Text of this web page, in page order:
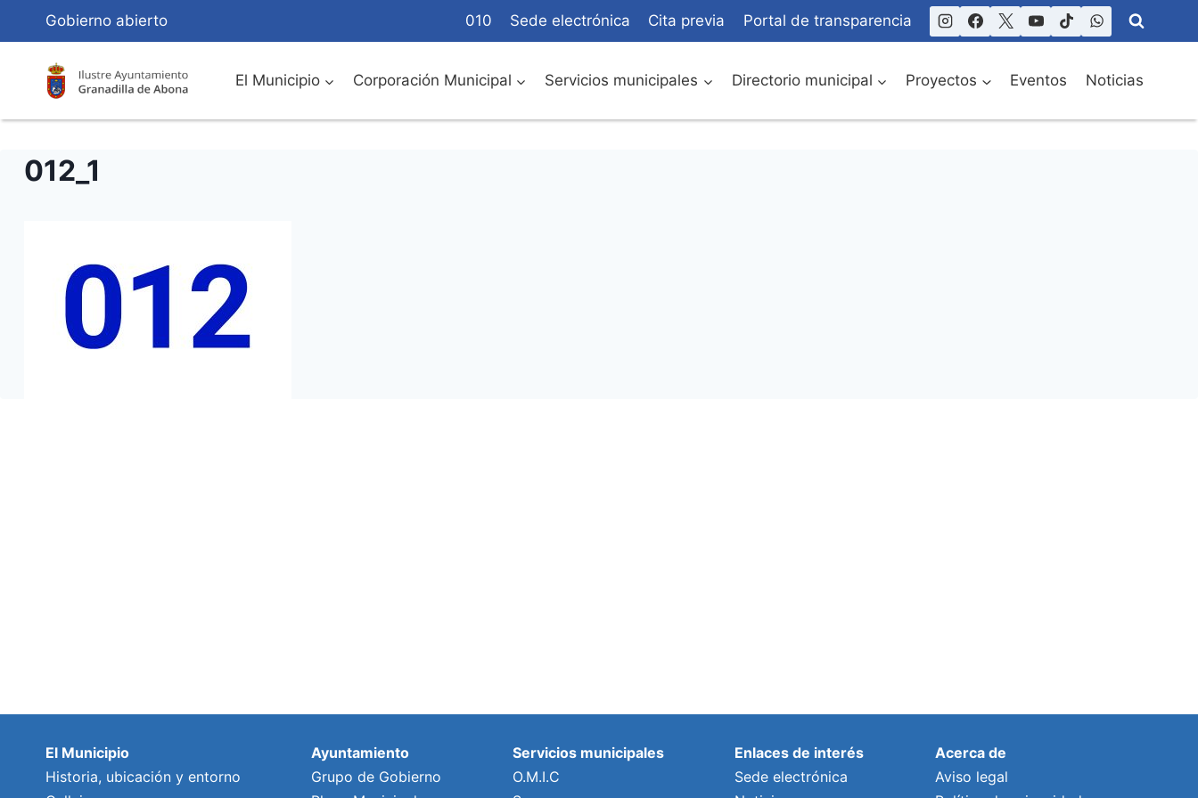
Contenido
Gobierno abierto 010 Sede electrónica Cita previa Portal de transparencia
El Municipio Corporación Municipal Servicios municipales Directorio municipal Proyectos Eventos Noticias
012_1
El Municipio
Historia, ubicación y entorno
Ayuntamiento
Grupo de Gobierno
Servicios municipales
O.M.I.C
Enlaces de interés
Sede electrónica
Acerca de
Aviso legal